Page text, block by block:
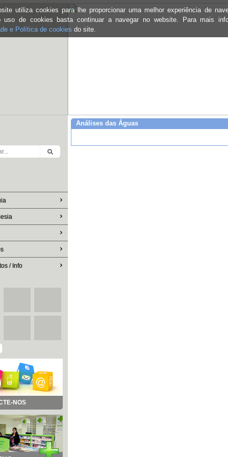
utiliza cookies para lhe proporcionar uma melhor experiência de
uso de cookies basta continuar a navegar no website. Para mais
e Política de cookies do site.
/ Info
NOS
Análises das Águas